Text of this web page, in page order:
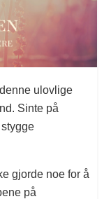
ulovlige
Sinte på
gjorde noe for å
på